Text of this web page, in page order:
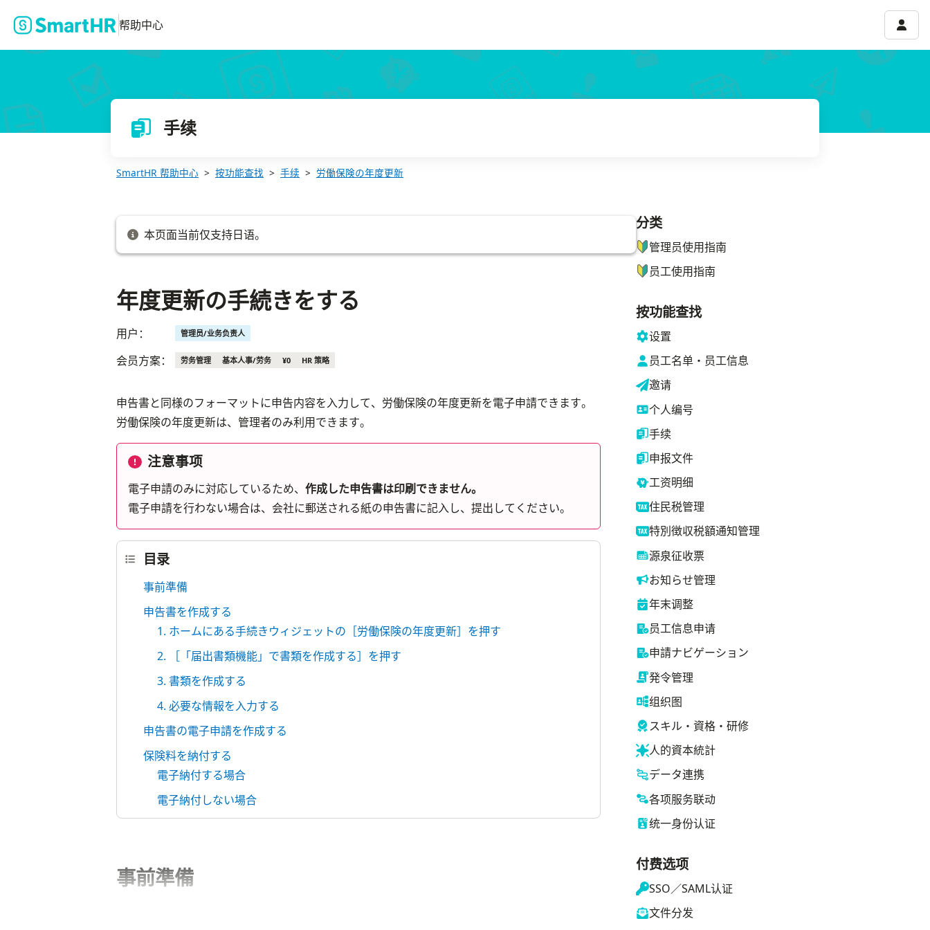
帮助中心 账号
手续
SmartHR 帮助中心 按功能查找 手续 労働保険の年度更新
本页面当前仅支持日语。
年度更新の手続きをする
用户： 管理员/业务负责人
会员方案： 劳务管理 基本人事/劳务 ¥0 HR 策略
申告書と同様のフォーマットに申告内容を入力して、労働保険の年度更新を電子申請できます。
労働保険の年度更新は、管理者のみ利用できます。
注意事项
電子申請のみに対応しているため、 作成した申告書は印刷できません。
電子申請を行わない場合は、会社に郵送される紙の申告書に記入し、提出してください。
目录
事前準備
申告書を作成する
1. ホームにある手続きウィジェットの［労働保険の年度更新］を押す
2. ［「届出書類機能」で書類を作成する］を押す
3. 書類を作成する
4. 必要な情報を入力する
申告書の電子申請を作成する
保険料を納付する
電子納付する場合
電子納付しない場合
事前準備
ナビゲーションメニュー
分类
管理员使用指南
员工使用指南
按功能查找
设置
员工名单・员工信息
邀请
个人编号
手续
申报文件
工资明细
住民税管理
特別徴収税額通知管理
源泉征收票
お知らせ管理
年末调整
员工信息申请
申請ナビゲーション
発令管理
组织图
スキル・資格・研修
人的資本統計
データ連携
各项服务联动
统一身份认证
付费选项
SSO／SAML认证
文件分发